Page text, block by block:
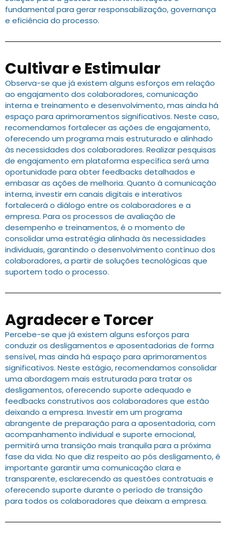
fundamental para gerar responsabilização, governança
e eficiência do processo.
Cultivar e Estimular
Observa-se que já existem alguns esforços em relação
ao engajamento dos colaboradores, comunicação
interna e treinamento e desenvolvimento, mas ainda há
espaço para aprimoramentos significativos. Neste caso,
recomendamos fortalecer as ações de engajamento,
oferecendo um programa mais estruturado e alinhado
às necessidades dos colaboradores. Realizar pesquisas
de engajamento em plataforma específica será uma
oportunidade para obter feedbacks detalhados e
embasar as ações de melhoria. Quanto à comunicação
interna, investir em canais digitais e interativos
fortalecerá o diálogo entre os colaboradores e a
empresa. Para os processos de avaliação de
desempenho e treinamentos, é o momento de
consolidar uma estratégia alinhada às necessidades
individuais, garantindo o desenvolvimento contínuo dos
colaboradores, a partir de soluções tecnológicas que
suportem todo o processo.
Agradecer e Torcer
Percebe-se que já existem alguns esforços para
conduzir os desligamentos e aposentadorias de forma
sensível, mas ainda há espaço para aprimoramentos
significativos. Neste estágio, recomendamos consolidar
uma abordagem mais estruturada para tratar os
desligamentos, oferecendo suporte adequado e
feedbacks construtivos aos colaboradores que estão
deixando a empresa. Investir em um programa
abrangente de preparação para a aposentadoria, com
acompanhamento individual e suporte emocional,
permitirá uma transição mais tranquila para a próxima
fase da vida. No que diz respeito ao pós desligamento, é
importante garantir uma comunicação clara e
transparente, esclarecendo as questões contratuais e
oferecendo suporte durante o período de transição
para todos os colaboradores que deixam a empresa.